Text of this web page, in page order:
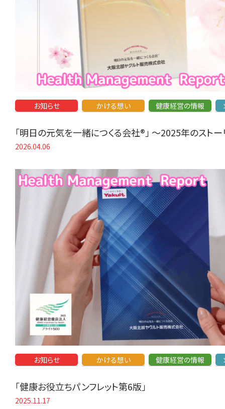
お知らせ かける想い 健康経営の情報
「明日の元気を一緒につくる会社®」 〜2025年のスト
2026.04.06
お知らせ かける想い 健康経営の情報
「健康お役立ちパンフレット第6版」
2025.11.17